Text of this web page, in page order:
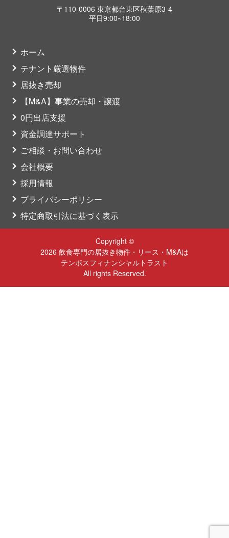
〒110-0006 東京都台東区秋葉原3-4
平日9:00~18:00
ホーム
テナント厳選物件
居抜き売却
【M&A】事業の売却・譲渡
0円出店支援
資金調達サポート
ご相談・お問い合わせ
会社概要
採用情報
プライバシーポリシー
特定商取引法に基づく表示
Copyright ©
2026 飲食専門の居抜き物件・リース・M&Aは
テンポスフィナンシャルトラスト
All rights Reserved.